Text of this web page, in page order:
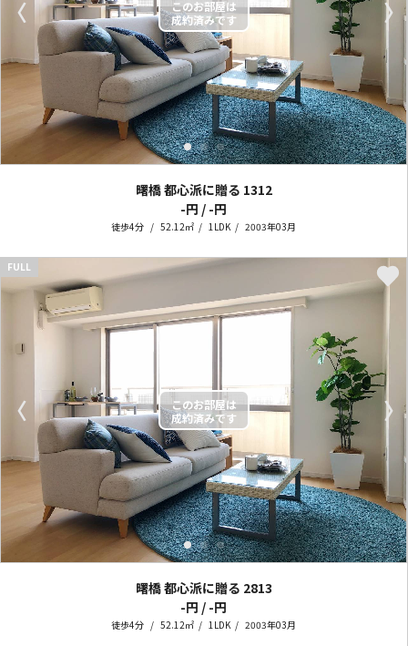
〈 〉
曙橋 都心派に贈る 1312
-円 / -円
徒歩4分 52.12㎡ 1LDK 2003年03月
〈 〉
FULL
曙橋 都心派に贈る 2813
-円 / -円
徒歩4分 52.12㎡ 1LDK 2003年03月